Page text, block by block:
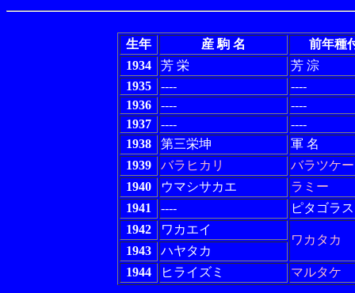
生年 産 駒 名
前年種
1934
芳 栄
芳 淙
1935
----
----
1936
----
----
1937
----
----
1938
第三栄坤
軍 名
1939
バラヒカリ
バラツケー
1940
ウマシサカエ
ラミー
1941
----
ピタゴラス
1942
ワカエイ
ワカタカ
1943
ハヤタカ
1944
ヒライズミ マルタケ